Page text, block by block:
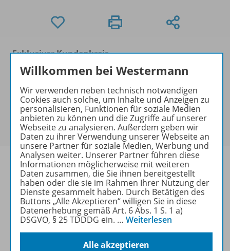
Exklusiver Kundenkreis
Dieses Produkt darf nur von
Ausbildern/Ausbilderinnen, Dozenten/Dozentinnen,
Erziehern/Erzieherinnen, Lehrkräften,
Referendaren/Referendarinnen,
Studenten/Studentinnen und Universitätslehrenden
erworben werden.
Produktinformationen
Beschreibung
Willkommen bei Westermann
Wir verwenden neben technisch notwendigen
Cookies auch solche, um Inhalte und Anzeigen zu
personalisieren, Funktionen für soziale Medien
anbieten zu können und die Zugriffe auf unserer
Webseite zu analysieren. Außerdem geben wir
Daten zu ihrer Verwendung unserer Webseite an
unsere Partner für soziale Medien, Werbung und
Analysen weiter. Unserer Partner führen diese
Informationen möglicherweise mit weiteren
Daten zusammen, die Sie ihnen bereitgestellt
haben oder die sie im Rahmen Ihrer Nutzung der
Dienste gesammelt haben. Durch Betätigen des
Buttons „Alle Akzeptieren“ willigen Sie in diese
Datenerhebung gemäß Art. 6 Abs. 1 S. 1 a)
DSGVO, § 25 TDDDG ein. … Weiterlesen
Alle akzeptieren